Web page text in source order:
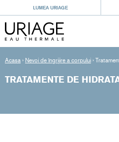
LUMEA URIAGE
Acasa › Nevoi de îngrijire a corpului ›
TRATAMENTE DE